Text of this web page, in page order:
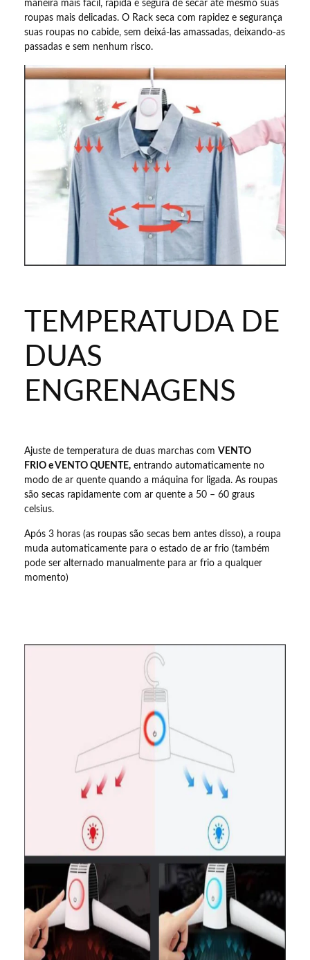
maneira mais fácil, rápida e segura de secar até mesmo suas
roupas mais delicadas. O Rack seca com rapidez e segurança
suas roupas no cabide, sem deixá-las amassadas, deixando-as
passadas e sem nenhum risco.
TEMPERATUDA DE
DUAS
ENGRENAGENS
Ajuste de temperatura de duas marchas com VENTO
FRIO eVENTO QUENTE, entrando automaticamente no
modo de ar quente quando a máquina for ligada. As roupas
são secas rapidamente com ar quente a 50 – 60 graus
celsius.
Após 3 horas (as roupas são secas bem antes disso), a roupa
muda automaticamente para o estado de ar frio (também
pode ser alternado manualmente para ar frio a qualquer
momento)